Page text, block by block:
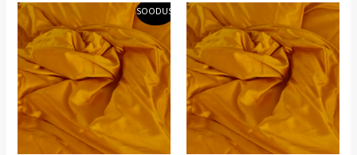
SOODUS!
Hinnavahemik:
4,41 €
kuni
5,31 €
Sellel
tootel
on
mitu
varianti.
Valikuid
saab
teha